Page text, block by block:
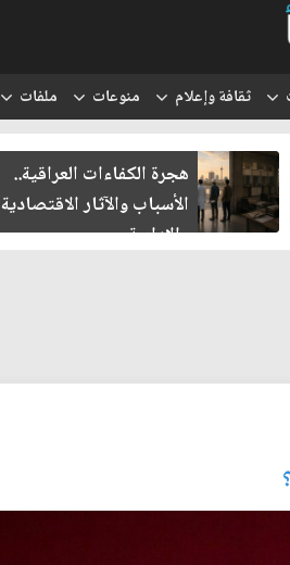
ثقافة وإعلام منوعات ملفات
هجرة الكفاءات العراقية..
الأسباب والآثار الاقتصادية
والإدارية